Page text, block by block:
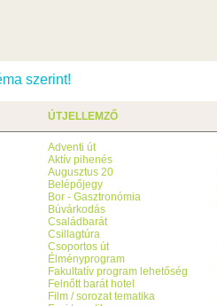
szerint!
ÚTJELLEMZŐ
Adventi út
Aktív pihenés
Augusztus 20
Belépőjegy
Bor - Gasztronómia
Búvárkodás
Családbarát
Csillagtúra
Csoportos út
Élményprogram
Fakultatív program lehetőség
Felnőtt barát hotel
Film / sorozat tematika